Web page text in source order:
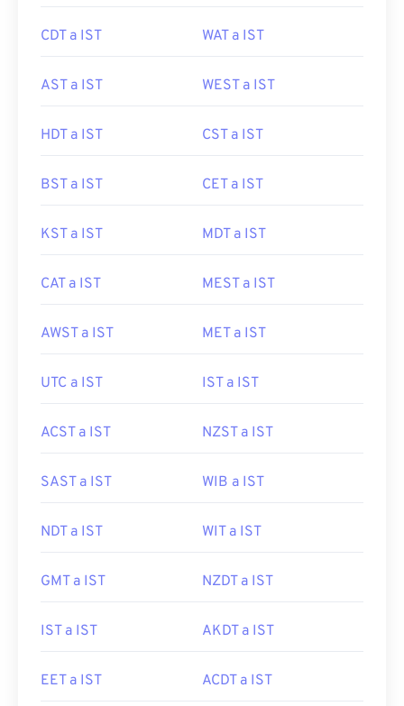
CDT a IST WAT a IST
AST a IST WEST a IST
HDT a IST CST a IST
BST a IST CET a IST
KST a IST MDT a IST
CAT a IST MEST a IST
AWST a IST MET a IST
UTC a IST IST a IST
ACST a IST NZST a IST
SAST a IST WIB a IST
NDT a IST WIT a IST
GMT a IST NZDT a IST
IST a IST AKDT a IST
EET a IST ACDT a IST